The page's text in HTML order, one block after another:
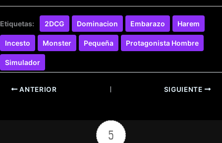
Etiquetas: 2DCG Dominacion Embarazo Harem
Incesto Monster Pequeña Protagonista Hombre
Simulador
ANTERIOR SIGUIENTE
5